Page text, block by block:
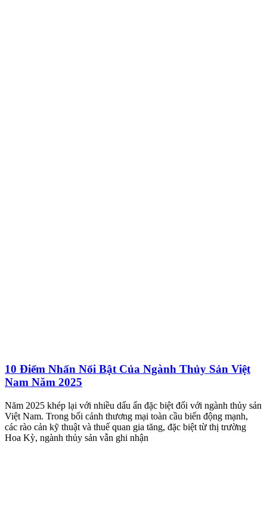
10 Điểm Nhấn Nổi Bật Của Ngành Thủy Sản Việt
Nam Năm 2025
Năm 2025 khép lại với nhiều dấu ấn đặc biệt đối với ngành thủy sản
Việt Nam. Trong bối cảnh thương mại toàn cầu biến động mạnh,
các rào cản kỹ thuật và thuế quan gia tăng, đặc biệt từ thị trường
Hoa Kỳ, ngành thủy sản vẫn ghi nhận